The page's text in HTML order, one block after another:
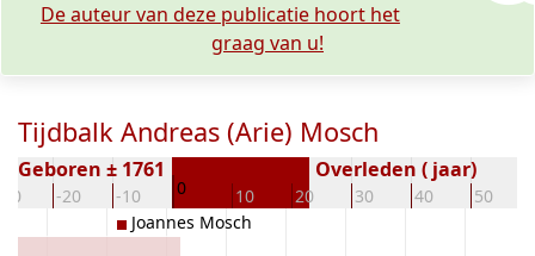
De auteur van deze publicatie hoort het
graag van u!
Tijdbalk Andreas (Arie) Mosch
-20 -10 0 10 20 30 40 50
Geboren ± 1761 Overleden ( jaar)
Joannes Mosch